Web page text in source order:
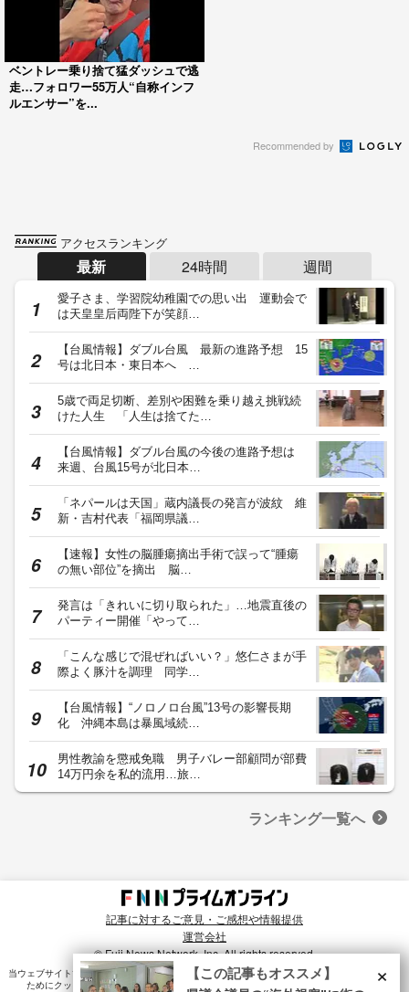
ベントレー乗り捨て猛ダッシュで逃
走…フォロワー55万人“自称インフ
ルエンサー”を...
Recommended by
アクセスランキング
最新 24時間 週間
愛子さま、学習院幼稚園での思い出 運動会で
は天皇皇后両陛下が笑顔…
【台風情報】ダブル台風 最新の進路予想 15
号は北日本・東日本へ …
5歳で両足切断、差別や困難を乗り越え挑戦続
けた人生 「人生は捨てた…
【台風情報】ダブル台風の今後の進路予想は
来週、台風15号が北日本…
「ネパールは天国」蔵内議長の発言が波紋 維
新・吉村代表「福岡県議…
【速報】女性の脳腫瘍摘出手術で誤って“腫瘍
の無い部位”を摘出 脳…
発言は「きれいに切り取られた」…地震直後の
パーティー開催「やって…
「こんな感じで混ぜればいい？」悠仁さまが手
際よく豚汁を調理 同学…
【台風情報】“ノロノロ台風”13号の影響長期
化 沖縄本島は暴風域続…
男性教諭を懲戒免職 男子バレー部顧問が部費
14万円余を私的流用…旅…
ランキング一覧へ
記事に対するご意見・ご感想や情報提供
運営会社
© Fuji News Network, Inc. All rights reserved.
当ウェブサイトでは、ユーザのニーズ・興味・関⼼に合致したコンテンツや広告配信を提供する
ためにクッキーを使⽤しています。詳細は、プライバシーポリシー をご確認ください。×
【この記事もオススメ】